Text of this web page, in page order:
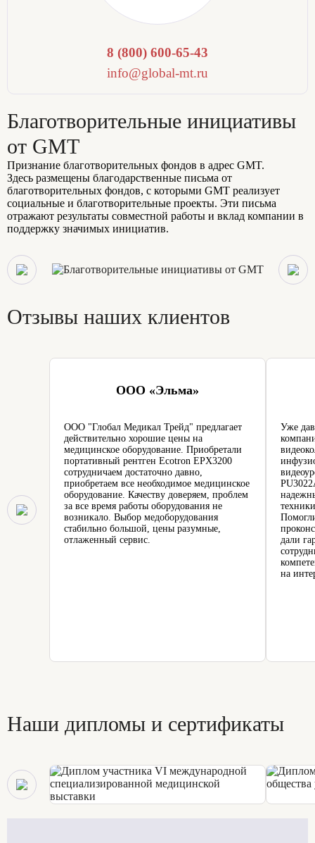
8 (800) 600-65-43
info@global-mt.ru
Благотворительные инициативы
от GMT
Признание благотворительных фондов в адрес GMT.
Здесь размещены благодарственные письма от
благотворительных фондов, с которыми GMT реализует
социальные и благотворительные проекты. Эти письма
отражают результаты совместной работы и вклад компании в
поддержку значимых инициатив.
Отзывы наших клиентов
ООО «Эльма»
ООО "Глобал Медикал Трейд" предлагает
действительно хорошие цены на
медицинское оборудование. Приобретали
портативный рентген Ecotron EPX3200
сотрудничаем достаточно давно,
приобретаем все необходимое медицинское
оборудование. Качеству доверяем, проблем
за все время работы оборудования не
возникало. Выбор медоборудования
стабильно большой, цены разумные,
отлаженный сервис.
Уже
дали
на
Наши дипломы и сертификаты